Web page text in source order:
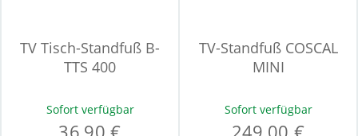
TV Tisch-Standfuß B-
TTS 400
Sofort verfügbar
36,90 €
TV-Standfuß COSCAL
MINI
Sofort verfügbar
249,00 €